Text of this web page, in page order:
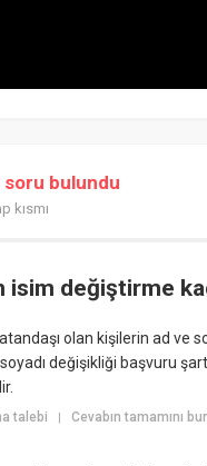
soru bulundu
kısmı
isim değiştirme
olan kişilerin ad ve
değişikliği başvuru
talebi | Cevabın tamamını